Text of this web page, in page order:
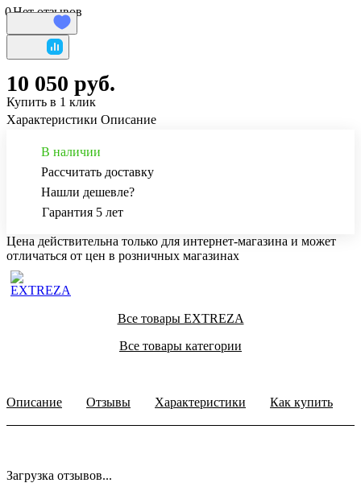
0Нет отзывов
10 050 руб.
Купить в 1 клик
Характеристики Описание
В наличии
Рассчитать доставку
Нашли дешевле?
Гарантия 5 лет
Цена действительна только для интернет-магазина и может
отличаться от цен в розничных магазинах
Все товары EXTREZA
Все товары категории
Описание Отзывы Характеристики Как купить
Загрузка отзывов...